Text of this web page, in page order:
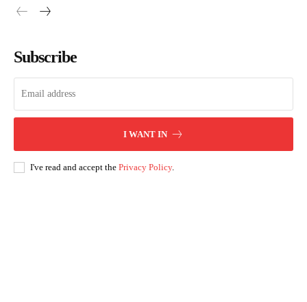
Subscribe
I WANT IN
I've read and accept the Privacy Policy.